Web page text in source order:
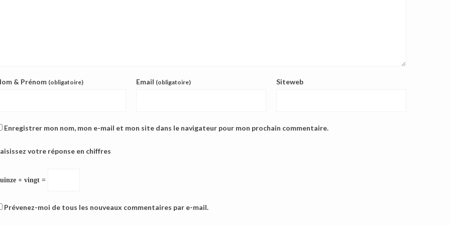
& Prénom (obligatoire) Email (obligatoire) Siteweb
Enregistrer mon nom, mon e-mail et mon site dans le navigateur pour mon prochain commentaire.
votre réponse en chiffres
+ vingt =
Prévenez-moi de tous les nouveaux commentaires par e-mail.